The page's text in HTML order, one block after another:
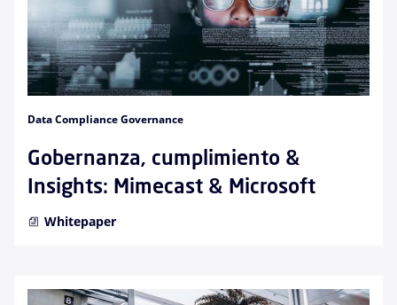
Data Compliance Governance
Gobernanza, cumplimiento &
Insights: Mimecast & Microsoft
Whitepaper